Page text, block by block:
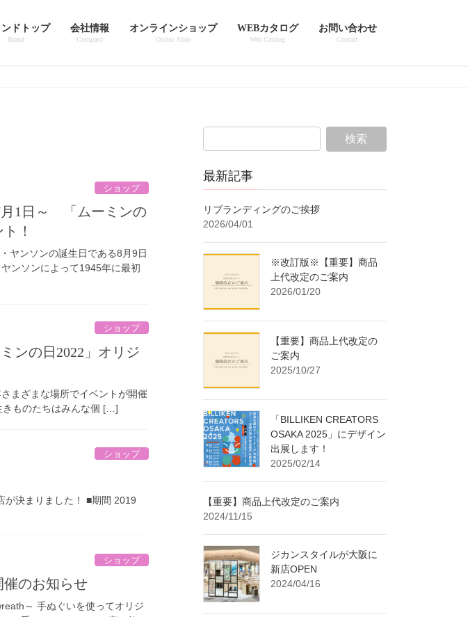
ンドトップ
Brand
会社情報
Company
オンラインショップ
Online Shop
WEBカタログ
Web Catalog
お問い合わせ
Contact
ショップ
！
ヤンソンの誕生日である8月9日
ンソンによって1945年に最初
ショップ
まざまな場所でイベントが開催
きものたちはみんな個 […]
ショップ
が決まりました！ ■期間 2019
ショップ
催のお知らせ
～ 手ぬぐいを使ってオリジ
最新記事
リブランディングのご挨拶
2026/04/01
※改訂版※【重要】商品
上代改定のご案内
2026/01/20
【重要】商品上代改定の
ご案内
2025/10/27
「BILLIKEN CREATORS
OSAKA 2025」にデザイン
出展します！
2025/02/14
【重要】商品上代改定のご案内
2024/11/15
ジカンスタイルが大阪に
新店OPEN
2024/04/16